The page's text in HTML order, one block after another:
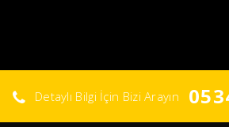
Detaylı Bilgi İçin Bizi Arayın